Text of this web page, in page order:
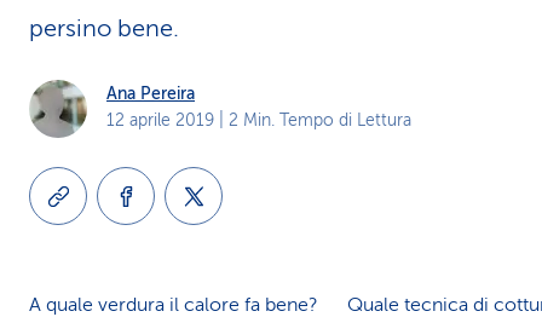
persino bene.
Ana Pereira
12 aprile 2019 | 2 Min. Tempo di Lettura
A quale verdura il calore fa bene? Quale tecnica di